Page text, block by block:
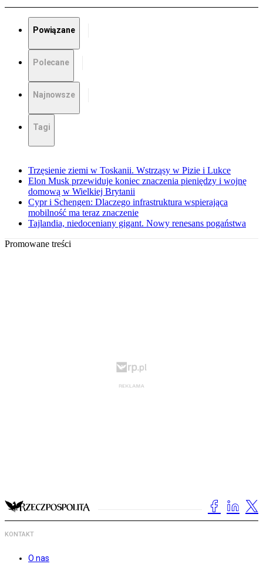
Powiązane
Polecane
Najnowsze
Tagi
Trzęsienie ziemi w Toskanii. Wstrząsy w Pizie i Lukce
Elon Musk przewiduje koniec znaczenia pieniędzy i wojnę
domową w Wielkiej Brytanii
Cypr i Schengen: Dlaczego infrastruktura wspierająca
mobilność ma teraz znaczenie
Tajlandia, niedoceniany gigant. Nowy renesans pogaństwa
Promowane treści
KONTAKT
O nas